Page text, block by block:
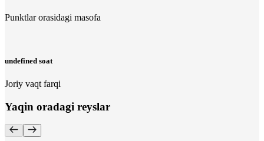
Punktlar orasidagi masofa
undefined soat
Joriy vaqt farqi
Yaqin oradagi reyslar